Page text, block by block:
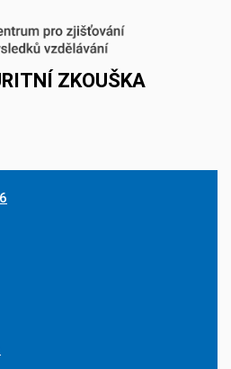
ZKOUŠKA